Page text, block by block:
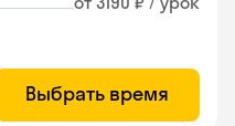
Выбрать время